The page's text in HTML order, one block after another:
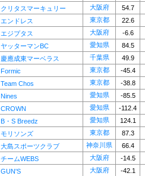
クリタスマーキュリー 大阪府
54.7
エンドレス 東京都
22.6
エジプタス 大阪府
-6.6
ヤッターマンBC 愛知県
84.5
慶應成東マーベラス 千葉県
49.9
Formic 東京都
-45.4
Team Chos 東京都
-38.8
Nines 愛知県
-85.5
CROWN 愛知県
-112.4
B・S Breedz 愛知県
124.1
モリソンズ 東京都
87.3
大島スポーツクラブ 神奈川県
66.4
チームWEBS 大阪府
-14.5
GUN'S 大阪府
-42.1